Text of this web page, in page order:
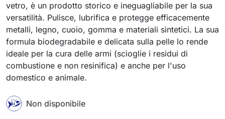
vetro, è un prodotto storico e ineguagliabile per la sua
versatilità. Pulisce, lubrifica e protegge efficacemente
metalli, legno, cuoio, gomma e materiali sintetici. La sua
formula biodegradabile e delicata sulla pelle lo rende
ideale per la cura delle armi (scioglie i residui di
combustione e non resinifica) e anche per l'uso
domestico e animale.
Non disponibile